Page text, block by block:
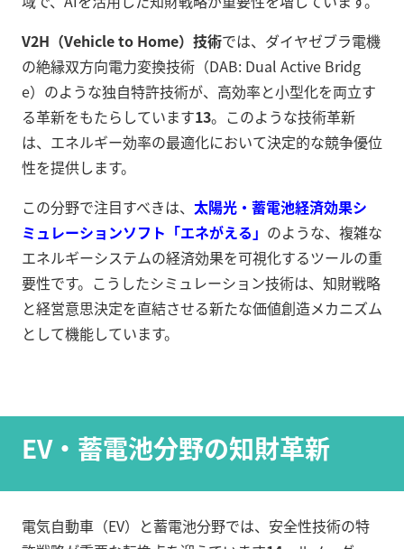
V2H（Vehicle to Home）技術では、ダイヤゼブラ電機
の絶縁双方向電力変換技術（DAB: Dual Active Bridg
e）のような独自特許技術が、高効率と小型化を両立す
る革新をもたらしています13。このような技術革新
は、エネルギー効率の最適化において決定的な競争優位
性を提供します。
この分野で注目すべきは、 太陽光・蓄電池経済効果シ
ミュレーションソフト「エネがえる」 のような、複雑な
エネルギーシステムの経済効果を可視化するツールの重
要性です。こうしたシミュレーション技術は、知財戦略
と経営意思決定を直結させる新たな価値創造メカニズム
として機能しています。
EV・蓄電池分野の知財革新
電気自動車（EV）と蓄電池分野では、安全性技術の特